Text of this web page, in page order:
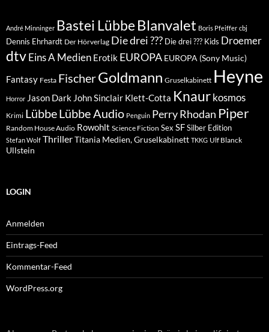
André Minninger Bastei Lübbe Blanvalet Boris Pfeiffer cbj
Dennis Ehrhardt Der Hörverlag Die drei ??? Die drei ??? Kids Droemer
dtvEins A Medien Erotik EUROPA EUROPA (Sony Music)
Fantasy Festa FischerGoldmann Gruselkabinett Heyne
Horror Jason Dark John Sinclair Klett-Cotta Knaur kosmos
Krimi LübbeLübbe Audio Penguin Perry Rhodan Piper
Random House Audio Rowohlt Science Fiction Sex SFSilber Edition
Stefan Wolf ThrillerTitania Medien, Gruselkabinett TKKG Ulf Blanck
Ullstein
LOGIN
Anmelden
Eintrags-Feed
Kommentar-Feed
WordPress.org